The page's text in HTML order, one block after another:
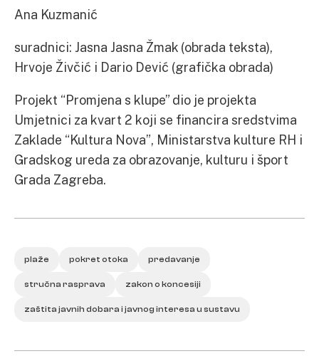
Ana Kuzmanić
suradnici: Jasna Jasna Žmak (obrada teksta),
Hrvoje Živčić i Dario Dević (grafička obrada)
Projekt “Promjena s klupe” dio je projekta
Umjetnici za kvart 2 koji se financira sredstvima
Zaklade “Kultura Nova”, Ministarstva kulture RH i
Gradskog ureda za obrazovanje, kulturu i šport
Grada Zagreba.
plaže pokret otoka predavanje
stručna rasprava zakon o koncesiji
zaštita javnih dobara i javnog interesa u sustavu